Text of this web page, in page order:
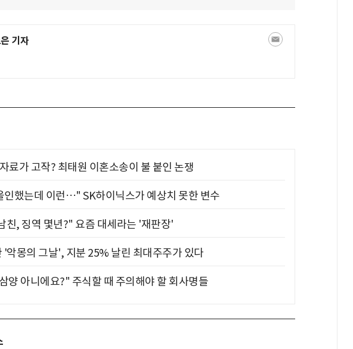
기자
료가 고작? 최태원 이혼소송이 불 붙인 논쟁
인했는데 이런…" SK하이닉스가 예상치 못한 변수
친, 징역 몇년?" 요즘 대세라는 '재판장'
'악몽의 그날', 지분 25% 날린 최대주주가 있다
양 아니에요?" 주식할 때 주의해야 할 회사명들